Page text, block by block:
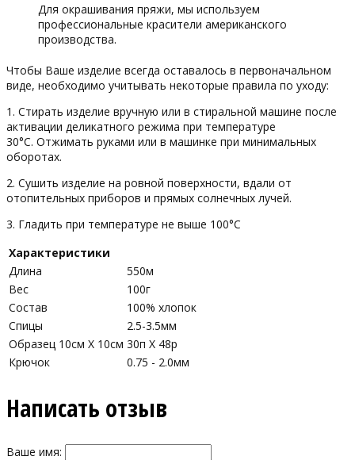
Для окрашивания пряжи, мы используем
профессиональные красители американского
производства.
Чтобы Ваше изделие всегда оставалось в первоначальном
виде, необходимо учитывать некоторые правила по уходу:
1. Стирать изделие вручную или в стиральной машине после
активации деликатного режима при температуре
30°С. Отжимать руками или в машинке при минимальных
оборотах.
2. Сушить изделие на ровной поверхности, вдали от
отопительных приборов и прямых солнечных лучей.
3. Гладить при температуре не выше 100°С
Характеристики
Длина
550м
Вес
100г
Состав
100% хлопок
Спицы
2.5-3.5мм
Образец 10см Х 10см 30п X 48р
Крючок
0.75 - 2.0мм
Написать отзыв
Ваше имя: